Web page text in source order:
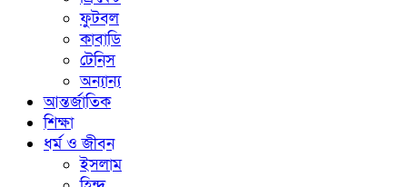
ফুটবল
কাবাডি
টেনিস
অন্যান্য
আন্তর্জাতিক
শিক্ষা
ধর্ম ও জীবন
ইসলাম